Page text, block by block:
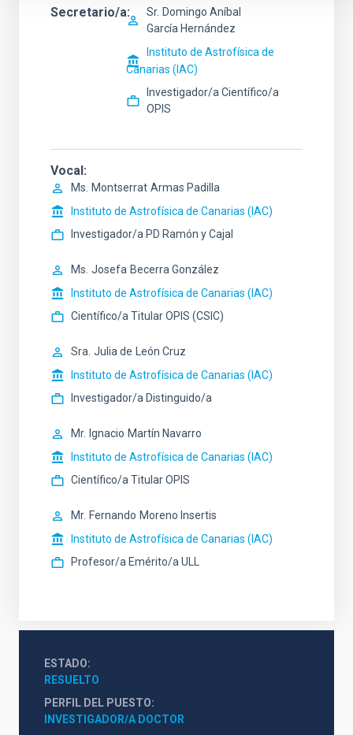
Secretario/a Sr. Domingo Aníbal
García Hernández
Instituto de Astrofísica de
Canarias (IAC)
Investigador/a Científico/a
OPIS
Vocal
Ms. Montserrat Armas Padilla
Instituto de Astrofísica de Canarias (IAC)
Investigador/a PD Ramón y Cajal
Ms. Josefa Becerra González
Instituto de Astrofísica de Canarias (IAC)
Científico/a Titular OPIS (CSIC)
Sra. Julia de
León Cruz
Instituto de Astrofísica de Canarias (IAC)
Investigador/a Distinguido/a
Mr. Ignacio Martín Navarro
Instituto de Astrofísica de Canarias (IAC)
Científico/a Titular OPIS
Mr. Fernando Moreno Insertis
Instituto de Astrofísica de Canarias (IAC)
Profesor/a Emérito/a ULL
ESTADO
RESUELTO
PERFIL DEL PUESTO
INVESTIGADOR/A DOCTOR